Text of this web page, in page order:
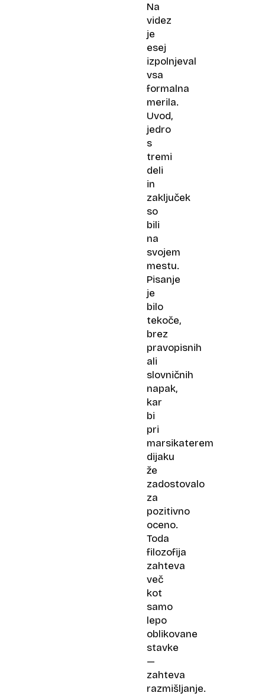
Na
videz
je
esej
izpolnjeval
vsa
formalna
merila.
Uvod,
jedro
s
tremi
deli
in
zaključek
so
bili
na
svojem
mestu.
Pisanje
je
bilo
tekoče,
brez
pravopisnih
ali
slovničnih
napak,
kar
bi
pri
marsikaterem
dijaku
že
zadostovalo
za
pozitivno
oceno.
Toda
filozofija
zahteva
več
kot
samo
lepo
oblikovane
stavke
—
zahteva
razmišljanje.